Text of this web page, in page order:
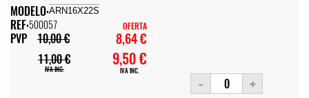
MODELO:ARN16X22S
REF:500057
PVP
10,00 €
11,00 €
IVA INC.
OFERTA
8,64 €
9,50 €
IVA INC.
- +